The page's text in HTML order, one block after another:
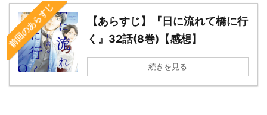
前回のあらすじ
【あらすじ】『日に流れて橋に行
く』32話(8巻)【感想】
続きを見る